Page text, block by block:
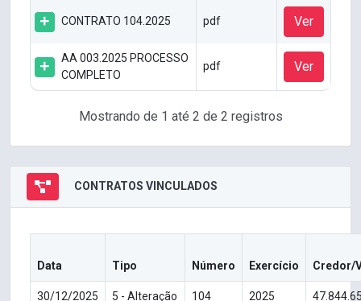
CONTRATO 104.2025 pdf Ver
AA 003.2025 PROCESSO
COMPLETO
pdf Ver
Mostrando de 1 até 2 de 2 registros
CONTRATOS VINCULADOS
Data Tipo Número Exercício Credor/
30/12/2025
5 - Alteração
104 2025